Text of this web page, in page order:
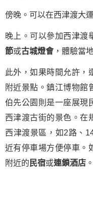
傍晚。可以在西津渡大
晚上。可以參加西津渡
節或古城燈會，體驗當
此外，如果時間允許，
附近景點。鎮江博物館
伯先公園則是一座展現
西津渡古街的景色。在
西津渡景區，如2路、
近有停車場方便停車。
附近的 民宿或連鎖酒店 。